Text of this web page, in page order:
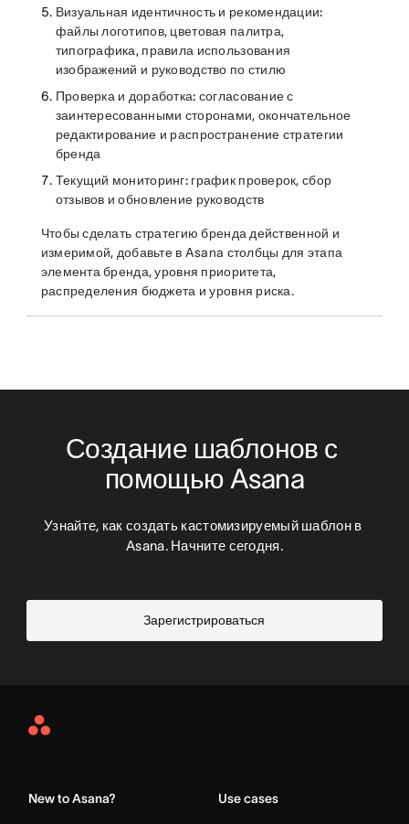
Визуальная идентичность и рекомендации:
файлы логотипов, цветовая палитра,
типографика, правила использования
изображений и руководство по стилю
Проверка и доработка: согласование с
заинтересованными сторонами, окончательное
редактирование и распространение стратегии
бренда
Текущий мониторинг: график проверок, сбор
отзывов и обновление руководств
Чтобы сделать стратегию бренда действенной и
измеримой, добавьте в Asana столбцы для этапа
элемента бренда, уровня приоритета,
распределения бюджета и уровня риска.
Создание шаблонов с
помощью Asana
Узнайте, как создать кастомизируемый шаблон в
Asana. Начните сегодня.
Зарегистрироваться
Asana
New to Asana? Use cases